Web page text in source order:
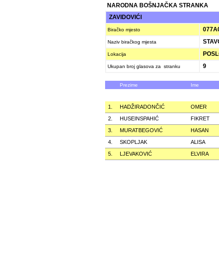
NARODNA BOŠNJAČKA STRANKA
ZAVIDOVIĆI
Biračko mjesto
Naziv biračkog mjesta
Lokacija
Ukupan broj glasova za stranku 9
Prezime Ime
1. HADŽIRADONČIĆ
OMER
2.
HUSEINSPAHIĆ
FIKRET
3.
MURATBEGOVIĆ
HASAN
4.
SKOPLJAK
ALISA
5.
LJEVAKOVIĆ ELVIRA